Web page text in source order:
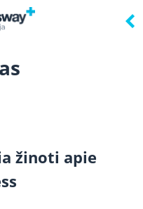
žinoti apie